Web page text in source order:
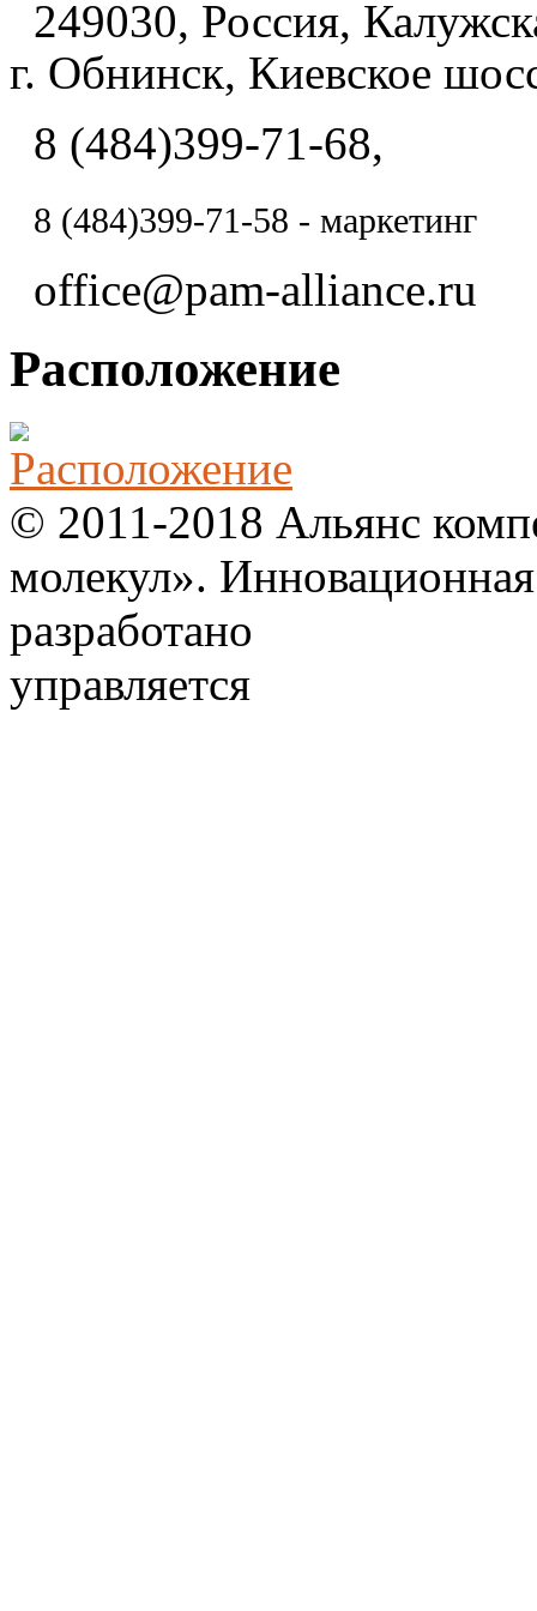
249030, Россия,
г. Обнинск, Киевское
8 (484)399-71-68,
8 (484)399-71-58 - маркетинг
office@pam-alliance.ru
Расположение
© 2011-2018 Альянс
молекул».
разработано
управляется